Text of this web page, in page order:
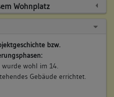
Wohnplatz
bzw.
wurde wohl im 14.
Gebäude errichtet.